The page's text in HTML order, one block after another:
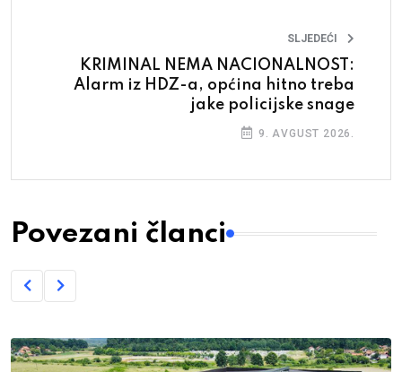
SLJEDEĆI
KRIMINAL NEMA NACIONALNOST:
Alarm iz HDZ-a, općina hitno treba
jake policijske snage
9. AVGUST 2026.
Povezani članci